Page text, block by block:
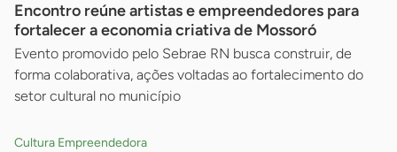
Encontro reúne artistas e empreendedores para
fortalecer a economia criativa de Mossoró
Evento promovido pelo Sebrae RN busca construir, de
forma colaborativa, ações voltadas ao fortalecimento do
setor cultural no município
Cultura Empreendedora